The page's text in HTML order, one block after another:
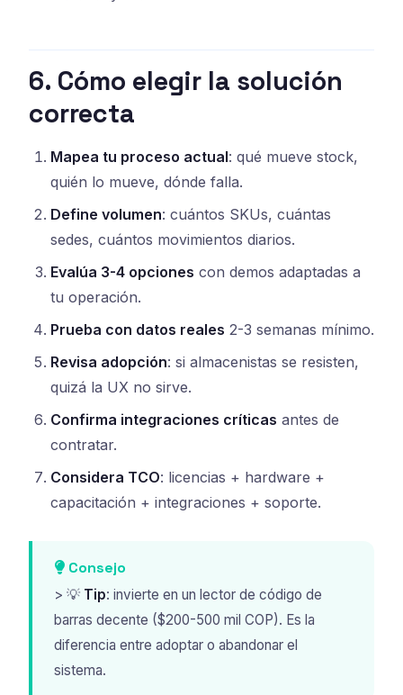
6. Cómo elegir la solución
correcta
Mapea tu proceso actual: qué mueve stock,
quién lo mueve, dónde falla.
Define volumen: cuántos SKUs, cuántas
sedes, cuántos movimientos diarios.
Evalúa 3-4 opciones con demos adaptadas a
tu operación.
Prueba con datos reales 2-3 semanas mínimo.
Revisa adopción: si almacenistas se resisten,
quizá la UX no sirve.
Confirma integraciones críticas antes de
contratar.
Considera TCO: licencias + hardware +
capacitación + integraciones + soporte.
Consejo
> 💡 Tip: invierte en un lector de código de
barras decente ($200-500 mil COP). Es la
diferencia entre adoptar o abandonar el
sistema.